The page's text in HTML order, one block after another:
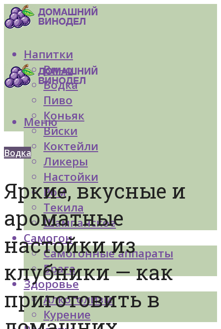
Напитки
Вино
Водка
Пиво
Коньяк
Виски
Коктейли
Ликеры
Настойки
Ром
Текила
Шампанское
Самогон
Самогонные аппараты
Брага
Здоровье
Алкоголизм
Курение
Меню
Водка
Яркие, вкусные и
ароматные
настойки из
клубники — как
приготовить в